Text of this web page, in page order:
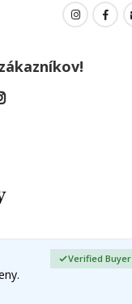
Verified Buyer